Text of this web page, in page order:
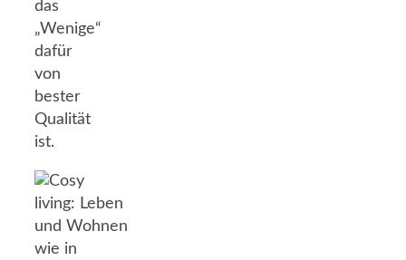
das
„Wenige“
dafür
von
bester
Qualität
ist.